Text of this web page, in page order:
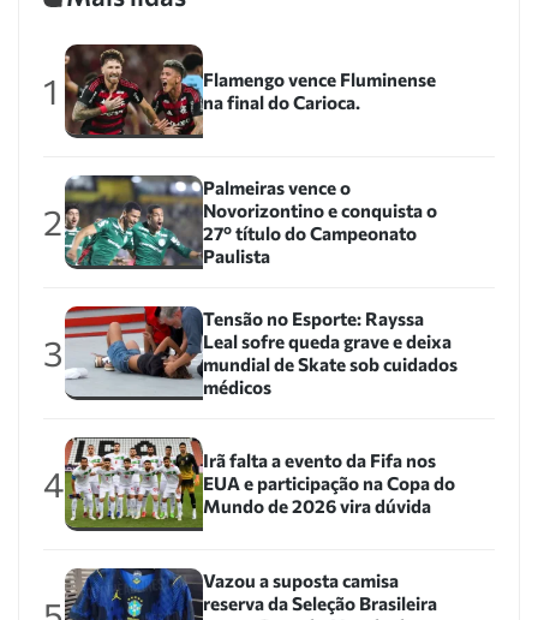
1
Flamengo vence Fluminense
na final do Carioca.
2
Palmeiras vence o
Novorizontino e conquista o
27º título do Campeonato
Paulista
3
Tensão no Esporte: Rayssa
Leal sofre queda grave e deixa
mundial de Skate sob cuidados
médicos
4
Irã falta a evento da Fifa nos
EUA e participação na Copa do
Mundo de 2026 vira dúvida
Vazou a suposta camisa
reserva da Seleção Brasileira